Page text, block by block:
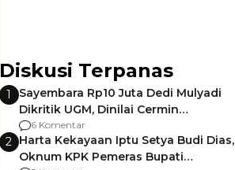
Diskusi Terpanas
1
Sayembara Rp10 Juta Dedi Mulyadi
Dikritik UGM, Dinilai Cermin
Gagalnya Negara Jamin Keamanan
6 Komentar
2 Harta Kekayaan Iptu Setya Budi Dias,
Oknum KPK Pemeras Bupati